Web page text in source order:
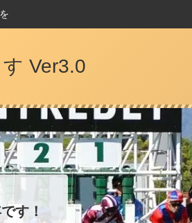
Ver3.0
す！